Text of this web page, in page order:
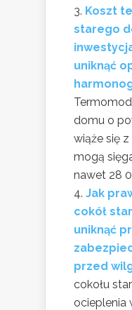
Koszt
starego
uniknąć
domu o
wiąże się
mogą
nawet 28
Jak
cokół
uniknąć
przed
cokołu
ocieplenia